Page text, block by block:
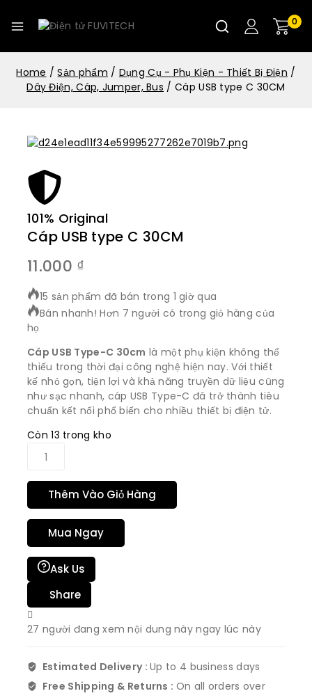
0
Home / Sản phẩm / Dụng Cụ - Phụ Kiện - Thiết Bị Điện /
Dây Điện, Cáp, Jumper, Bus / Cáp USB type C 30CM
101% Original
Cáp USB type C 30CM
11.000 ₫
15 sản phẩm đã bán trong 1 giờ qua
Bán nhanh! Hơn 7 người có trong giỏ hàng của
họ
Cáp USB Type-C 30cm là một phụ kiện không thể
thiếu trong thời đại công nghệ hiện nay. Với thiết
kế nhỏ gọn, tiện lợi và khả năng truyền dữ liệu cũng
như sạc nhanh, cáp USB Type-C đã trở thành tiêu
chuẩn kết nối phổ biến cho nhiều thiết bị điện tử.
Còn 13 trong kho
Thêm Vào Giỏ Hàng
Mua Ngay
Ask Us
Share
27 người đang xem nội dung này ngay lúc này
Estimated Delivery :Up to 4 business days
Free Shipping & Returns : On all orders over